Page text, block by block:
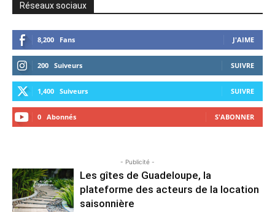
Réseaux sociaux
8,200 Fans J'AIME
200 Suiveurs SUIVRE
1,400 Suiveurs SUIVRE
0 Abonnés S'ABONNER
- Publicité -
Les gîtes de Guadeloupe, la
plateforme des acteurs de la location
saisonnière